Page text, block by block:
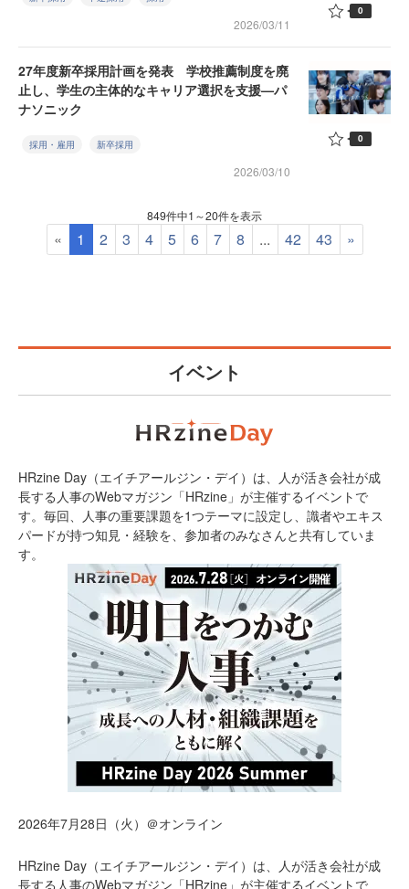
2026/03/11
0
27年度新卒採用計画を発表 学校推薦制度を廃
止し、学生の主体的なキャリア選択を支援—パ
ナソニック
採用・雇用 新卒採用
2026/03/10
0
849件中1～20件を表示
« 1 2 3 4 5 6 7 8 ... 42 43 »
イベント
HRzine Day（エイチアールジン・デイ）は、人が活き会社が成
長する人事のWebマガジン「HRzine」が主催するイベントで
す。毎回、人事の重要課題を1つテーマに設定し、識者やエキス
パードが持つ知見・経験を、参加者のみなさんと共有していま
す。
2026年7月28日（火）＠オンライン
HRzine Day（エイチアールジン・デイ）は、人が活き会社が成
長する人事のWebマガジン「HRzine」が主催するイベントで